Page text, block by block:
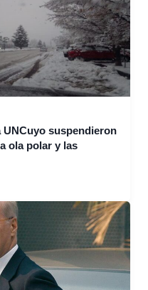
UNCuyo suspendieron
ola polar y las